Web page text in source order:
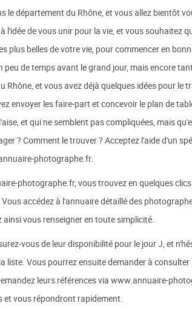
le département du Rhône, et vous allez bientôt
l'idée de vous unir pour la vie, et vous souhaitez
plus belles de votre vie, pour commencer en
peu de temps avant le grand jour, mais encore
Rhône, et vous avez déjà quelques idées pour le
envoyer les faire-part et concevoir le plan de
et qui ne semblent pas compliquées, mais
? Comment le trouver ? Acceptez l'aide d'un
photographe.fr.
photographe.fr, vous trouvez en quelques
accédez à l'annuaire détaillé des
ainsi vous renseigner en toute simplicité.
vous de leur disponibilité pour le jour J, et
liste. Vous pourrez ensuite demander à
leurs références via www.annuaire-
et vous répondront rapidement.